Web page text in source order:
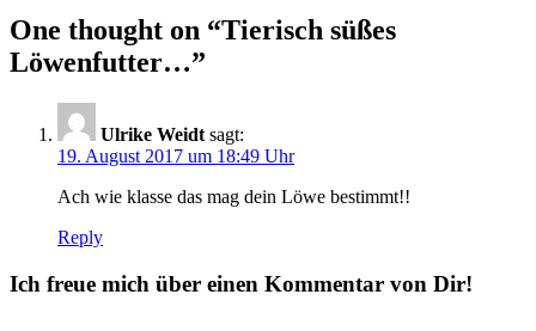
One thought on “Tierisch süßes
Löwenfutter…”
Ulrike Weidt sagt:
19. August 2017 um 18:49 Uhr
Ach wie klasse das mag dein Löwe bestimmt!!
Reply
Ich freue mich über einen Kommentar von Dir!